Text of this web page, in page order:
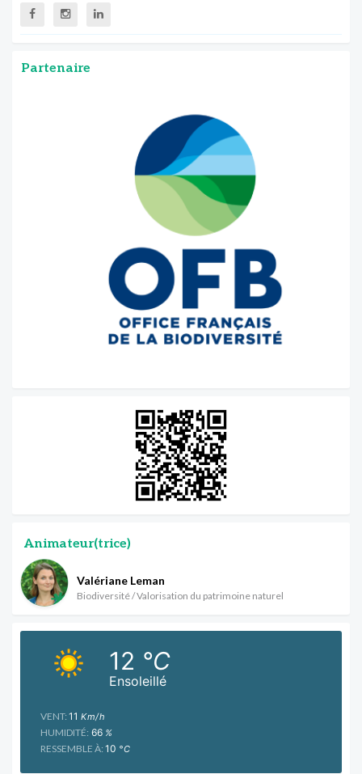
Partenaire
Animateur(trice)
Valériane Leman
Biodiversité / Valorisation du patrimoine naturel
Ensoleillé
12 °C
VENT: 11 Km/h
HUMIDITÉ: 66 %
RESSEMBLE À: 10 °C